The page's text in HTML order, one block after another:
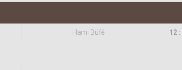
Hami Büfé 12 :